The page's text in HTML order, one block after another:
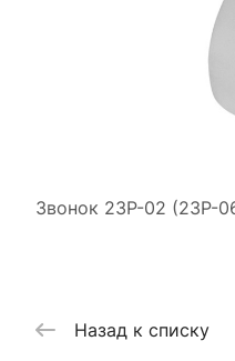
Звонок 23P-02 (23P-
Назад к списку